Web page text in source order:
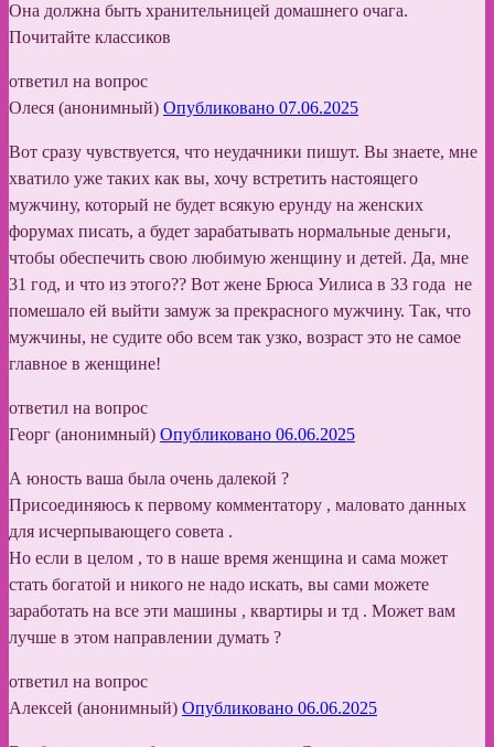
Она должна быть хранительницей домашнего очага.
Почитайте классиков
ответил на вопрос
Олеся (анонимный) Опубликовано 07.06.2025
Вот сразу чувствуется, что неудачники пишут. Вы знаете, мне
хватило уже таких как вы, хочу встретить настоящего
мужчину, который не будет всякую ерунду на женских
форумах писать, а будет зарабатывать нормальные деньги,
чтобы обеспечить свою любимую женщину и детей. Да, мне
31 год, и что из этого?? Вот жене Брюса Уилиса в 33 года не
помешало ей выйти замуж за прекрасного мужчину. Так, что
мужчины, не судите обо всем так узко, возраст это не самое
главное в женщине!
ответил на вопрос
Георг (анонимный) Опубликовано 06.06.2025
А юность ваша была очень далекой ?
Присоединяюсь к первому комментатору , маловато данных
для исчерпывающего совета .
Но если в целом , то в наше время женщина и сама может
стать богатой и никого не надо искать, вы сами можете
заработать на все эти машины , квартиры и тд . Может вам
лучше в этом направлении думать ?
ответил на вопрос
Алексей (анонимный) Опубликовано 06.06.2025